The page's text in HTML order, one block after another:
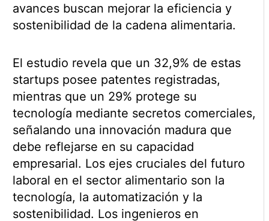
avances buscan mejorar la eficiencia y
sostenibilidad de la cadena alimentaria.
El estudio revela que un 32,9% de estas
startups posee patentes registradas,
mientras que un 29% protege su
tecnología mediante secretos comerciales,
señalando una innovación madura que
debe reflejarse en su capacidad
empresarial. Los ejes cruciales del futuro
laboral en el sector alimentario son la
tecnología, la automatización y la
sostenibilidad. Los ingenieros en